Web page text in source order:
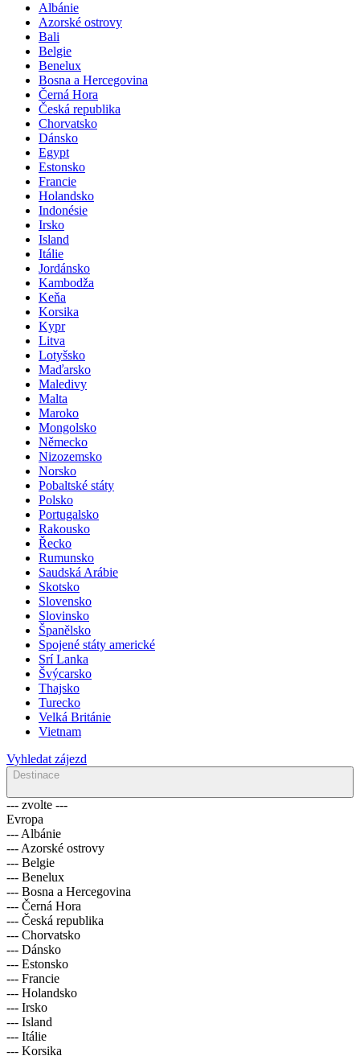
Albánie
Azorské ostrovy
Bali
Belgie
Benelux
Bosna a Hercegovina
Černá Hora
Česká republika
Chorvatsko
Dánsko
Egypt
Estonsko
Francie
Holandsko
Indonésie
Irsko
Island
Itálie
Jordánsko
Kambodža
Keňa
Korsika
Kypr
Litva
Lotyšsko
Maďarsko
Maledivy
Malta
Maroko
Mongolsko
Německo
Nizozemsko
Norsko
Pobaltské státy
Polsko
Portugalsko
Rakousko
Řecko
Rumunsko
Saudská Arábie
Skotsko
Slovensko
Slovinsko
Španělsko
Spojené státy americké
Srí Lanka
Švýcarsko
Thajsko
Turecko
Velká Británie
Vietnam
Vyhledat zájezd
Destinace
--- zvolte ---
Evropa
--- Albánie
--- Azorské ostrovy
--- Belgie
--- Benelux
--- Bosna a Hercegovina
--- Černá Hora
--- Česká republika
--- Chorvatsko
--- Dánsko
--- Estonsko
--- Francie
--- Holandsko
--- Irsko
--- Island
--- Itálie
--- Korsika